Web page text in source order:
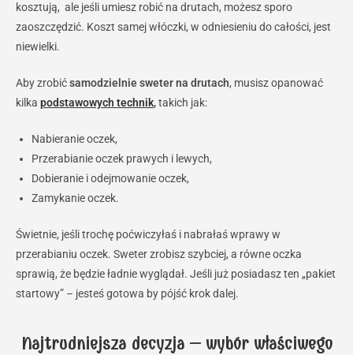
kosztują, ale jeśli umiesz robić na drutach, możesz sporo
zaoszczędzić. Koszt samej włóczki, w odniesieniu do całości, jest
niewielki.
Aby zrobićsamodzielnie sweter na drutach, musisz opanować
kilka podstawowych technik,takich jak:
Nabieranie oczek,
Przerabianie oczek prawych i lewych,
Dobieranie i odejmowanie oczek,
Zamykanie oczek.
Świetnie, jeśli trochę poćwiczyłaś i nabrałaś wprawy w
przerabianiu oczek. Sweter zrobisz szybciej, a równe oczka
sprawią, że będzie ładnie wyglądał. Jeśli już posiadasz ten „pakiet
startowy” – jesteś gotowa by pójść krok dalej.
Najtrudniejsza decyzja – wybór właściwego